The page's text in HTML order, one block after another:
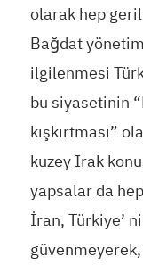
olarak hep
Bağdat
ilgilenmesi
bu siyasetinin
kışkırtması”
kuzey Irak
yapsalar da
İran, Türkiye’